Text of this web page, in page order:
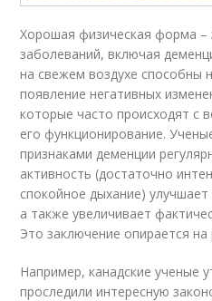
Хорошая физическая форма
заболеваний, включая
на свежем воздухе способны
появление негативных
которые часто происходят с
его функционирование.
признаками деменции
активность (достаточно
спокойное дыхание)
а также увеличивает
Это заключение опирается на
Например, канадские ученые
проследили интересную